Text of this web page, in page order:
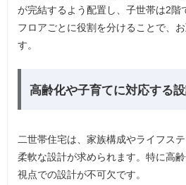
が完結するよう配置し、子世帯は2階
フロアごとに役割を分けることで、
す。
高齢化や子育てに対応する
二世帯住宅は、家族構成やライフス
柔軟な設計が求められます。特に高
視点での設計が不可欠です。